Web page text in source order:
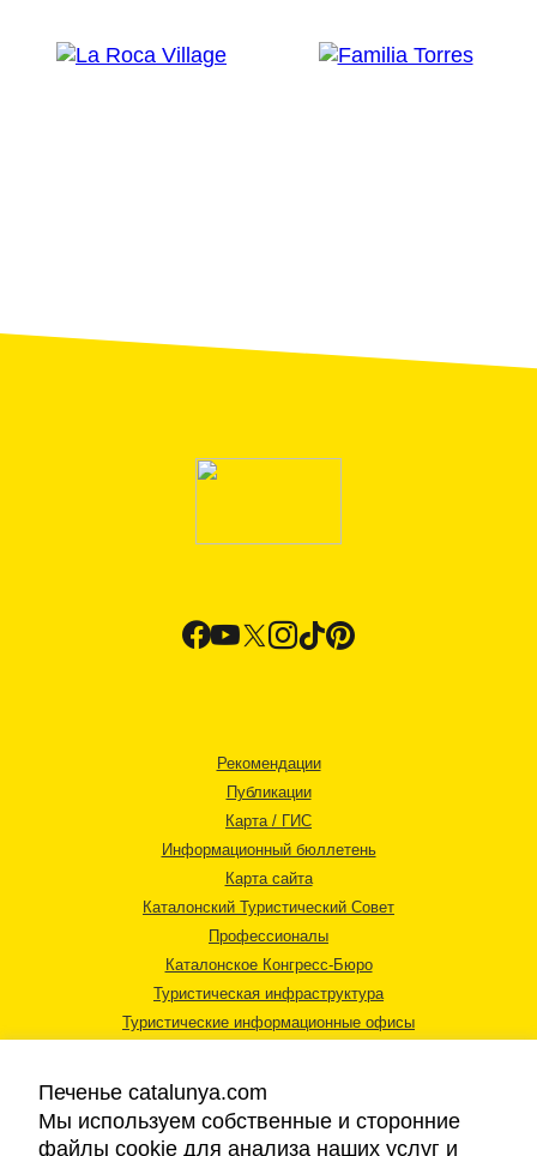
Рекомендации
Публикации
Карта / ГИС
Информационный бюллетень
Карта сайта
Каталонский Туристический Совет
Профессионалы
Каталонское Конгресс-Бюро
Туристическая инфраструктура
Туристические информационные офисы
Печенье catalunya.com
Мы используем собственные и сторонние
файлы cookie для анализа наших услуг и